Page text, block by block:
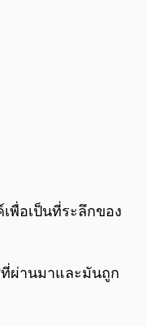
0:00 / 0:00
พื่อเป็นที่ระลึกของ
ที่ผ่านมาและมันถูก